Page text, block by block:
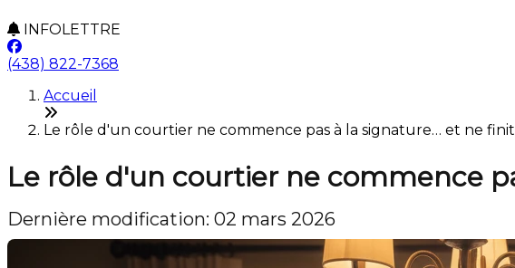
INFOLETTRE
(438) 822-7368
Accueil
Le rôle d'un courtier ne commence pas à la signature… et ne
Le rôle d'un courtier ne commence
Dernière modification: 02 mars 2026